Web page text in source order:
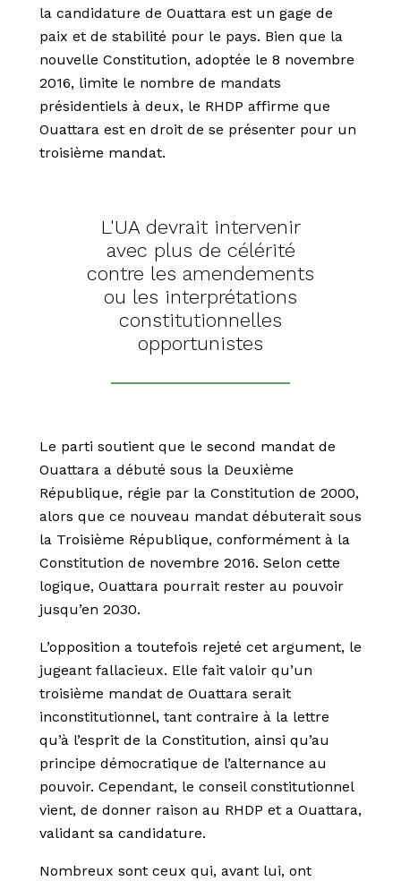
la candidature de Ouattara est un gage de
paix et de stabilité pour le pays. Bien que la
nouvelle Constitution, adoptée le 8 novembre
2016, limite le nombre de mandats
présidentiels à deux, le RHDP affirme que
Ouattara est en droit de se présenter pour un
troisième mandat.
L'UA devrait intervenir
avec plus de célérité
contre les amendements
ou les interprétations
constitutionnelles
opportunistes
Le parti soutient que le second mandat de
Ouattara a débuté sous la Deuxième
République, régie par la Constitution de 2000,
alors que ce nouveau mandat débuterait sous
la Troisième République, conformément à la
Constitution de novembre 2016. Selon cette
logique, Ouattara pourrait rester au pouvoir
jusqu’en 2030.
L’opposition a toutefois rejeté cet argument, le
jugeant fallacieux. Elle fait valoir qu’un
troisième mandat de Ouattara serait
inconstitutionnel, tant contraire à la lettre
qu’à l’esprit de la Constitution, ainsi qu’au
principe démocratique de l’alternance au
pouvoir. Cependant, le conseil constitutionnel
vient, de donner raison au RHDP et a Ouattara,
validant sa candidature.
Nombreux sont ceux qui, avant lui, ont